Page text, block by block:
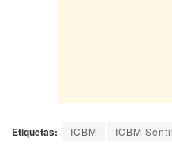
Etiquetas: ICBM ICBM